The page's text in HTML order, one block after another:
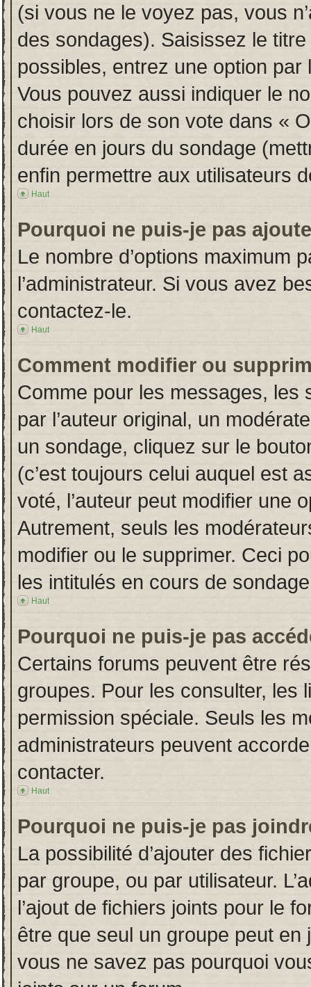
(si vous ne le voyez pas, vous
des sondages). Saisissez le
possibles, entrez une option
Vous pouvez aussi indiquer le
choisir lors de son vote dans «
durée en jours du sondage
enfin permettre aux utilisateurs
Haut
Pourquoi ne puis-je pas
Le nombre d’options maximum
l’administrateur. Si vous avez
contactez-le.
Haut
Comment modifier ou
Comme pour les messages, les
par l’auteur original, un
un sondage, cliquez sur le
(c’est toujours celui auquel est
voté, l’auteur peut modifier une
Autrement, seuls les
modifier ou le supprimer. Ceci
les intitulés en cours de
Haut
Pourquoi ne puis-je pas
Certains forums peuvent être
groupes. Pour les consulter, les
permission spéciale. Seuls les
administrateurs peuvent
contacter.
Haut
Pourquoi ne puis-je pas
La possibilité d’ajouter des
par groupe, ou par utilisateur.
l’ajout de fichiers joints pour le
être que seul un groupe peut en
vous ne savez pas pourquoi